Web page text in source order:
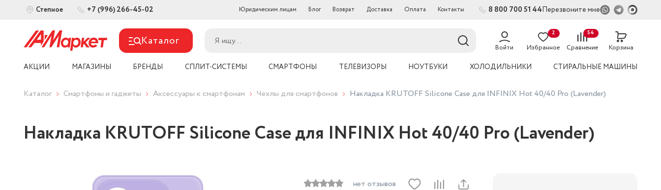
Степное +7 (996) 266-45-02 Юридическим лицам Блог Возврат Доставка Оплата Контакты 8 800 700 51 44Перезвоните мне
Каталог Войти Избранное
2
Сравнение
54
Корзина
АКЦИИ МАГАЗИНЫ БРЕНДЫ СПЛИТ-СИСТЕМЫ СМАРТФОНЫ ТЕЛЕВИЗОРЫ НОУТБУКИ ХОЛОДИЛЬНИКИ СТИРАЛЬНЫЕ МАШИНЫ
Каталог Смартфоны и гаджеты Аксессуары к смартфонам Чехлы для смартфонов Накладка KRUTOFF Silicone Case для INFINIX Hot 40/40 Pro (Lavender)
Накладка KRUTOFF Silicone Case для INFINIX Hot 40/40 Pro (Lavender)
нет отзывов